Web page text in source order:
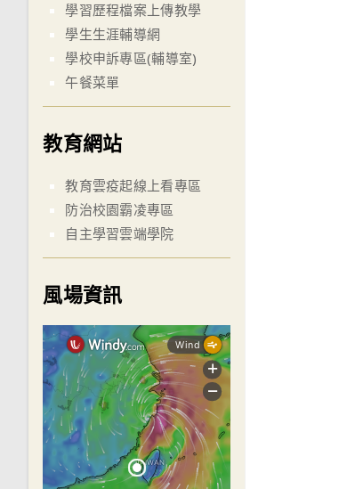
學習歷程檔案上傳教學
學生生涯輔導網
學校申訴專區(輔導室)
午餐菜單
教育網站
教育雲疫起線上看專區
防治校園霸凌專區
自主學習雲端學院
風場資訊